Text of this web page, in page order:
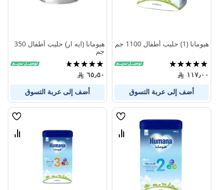
هيومانا (1) حليب أطفال 1100 جم
تقييم:
100%
١١٧٫٠٠
أضف إلى عربة التسوق
هيومانا (ايه ار) حليب أطفال 350
جم
تقييم:
93%
٦٥٫٥٠
أضف إلى عربة التسوق
قائمة
قارن
قائمة
قارن